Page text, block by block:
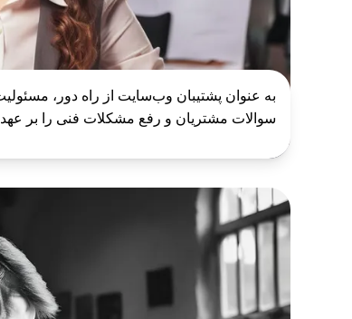
به عنوان پشتیبان وب‌سایت از راه دور،
سوالات مشتریان و رفع مشکلات فنی را بر